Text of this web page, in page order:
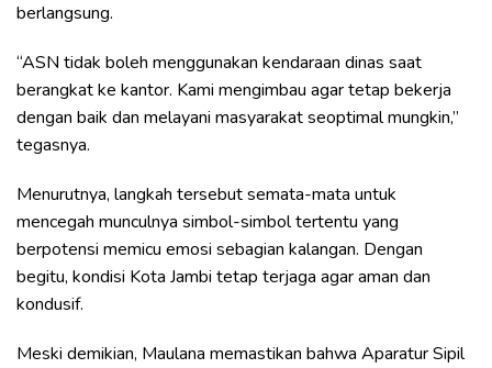
berlangsung.
“ASN tidak boleh menggunakan kendaraan dinas saat
berangkat ke kantor. Kami mengimbau agar tetap bekerja
dengan baik dan melayani masyarakat seoptimal mungkin,”
tegasnya.
Menurutnya, langkah tersebut semata-mata untuk
mencegah munculnya simbol-simbol tertentu yang
berpotensi memicu emosi sebagian kalangan. Dengan
begitu, kondisi Kota Jambi tetap terjaga agar aman dan
kondusif.
Meski demikian, Maulana memastikan bahwa Aparatur Sipil